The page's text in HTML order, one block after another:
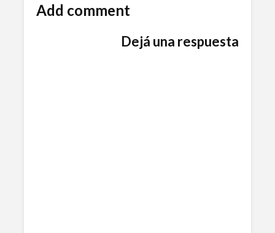
Add comment
Dejá una respuesta